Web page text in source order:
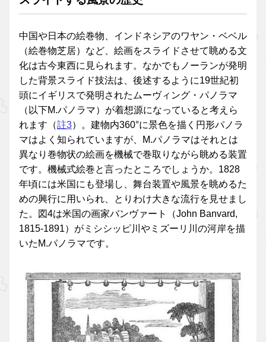
中国や日本の絵巻物、インドネシアのワヤン・ベベル
（絵巻物芝居）など、絵画をスライドさせて眺める文
化は古今東西に見られます。なかでもノーランが発明
した背景スライド技法は、後述するように19世紀初
頭にイギリスで発明されたムーヴィング・パノラマ
（以下M.パノラマ）が着想源になっていると考えら
れます（註3）。建物内360°に景色を描く円形パノラ
マはよく知られていますが、M.パノラマはそれとは
異なり巻物状の絵画を機械で巻取りながら眺める装置
です。機械式絵巻と言ったところでしょうか。1828
年頃には米国にも登場し、舞台装置や風景を眺めるた
めの興行に用いられ、とりわけ大きな流行を見せまし
た。図4は米国の画家バンヴァート（John Banvard,
1815-1891）がミシシッピ川やミズーリ川の河岸を描
いたM.パノラマです。